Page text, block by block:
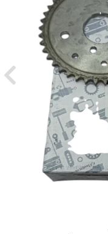
Previous